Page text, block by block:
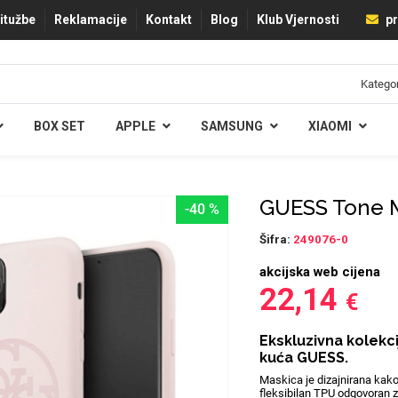
Reklamacije Kontakt Blog Klub Vjernosti
BOX SET APPLE SAMSUNG XIAOMI
-40 % GUESS Tone
Šifra: 249076-0
akcijska web cijena
22,14 €
Ekskluzivna
kuća GUESS.
Maskica je dizajnirana
fleksibilan TPU odgovoran